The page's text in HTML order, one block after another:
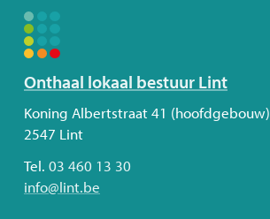
Volg
ons
Onthaal lokaal bestuur Lint
Adres
Koning Albertstraat 41 (hoofdgebouw)
2547 Lint
Tel. 03 460 13 30
E-
info@lint.be